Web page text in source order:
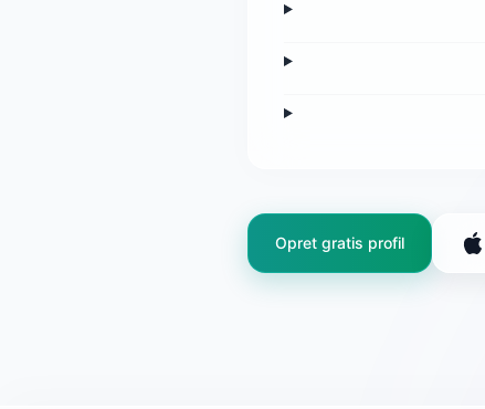
Opret gratis profil